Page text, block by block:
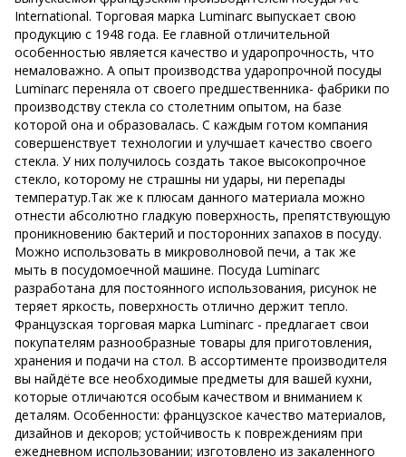
International. Торговая марка Luminarc выпускает свою
продукцию с 1948 года. Ее главной отличительной
особенностью является качество и ударопрочность, что
немаловажно. А опыт производства ударопрочной посуды
Luminarc переняла от своего предшественника- фабрики по
производству стекла со столетним опытом, на базе
которой она и образовалась. С каждым готом компания
совершенствует технологии и улучшает качество своего
стекла. У них получилось создать такое высокопрочное
стекло, которому не страшны ни удары, ни перепады
температур.Так же к плюсам данного материала можно
отнести абсолютно гладкую поверхность, препятствующую
проникновению бактерий и посторонних запахов в посуду.
Можно использовать в микроволновой печи, а так же
мыть в посудомоечной машине. Посуда Luminarc
разработана для постоянного использования, рисунок не
теряет яркость, поверхность отлично держит тепло.
Французская торговая марка Luminarc - предлагает свои
покупателям разнообразные товары для приготовления,
хранения и подачи на стол. В ассортименте производителя
вы найдёте все необходимые предметы для вашей кухни,
которые отличаются особым качеством и вниманием к
деталям. Особенности: французское качество материалов,
дизайнов и декоров; устойчивость к повреждениям при
ежедневном использовании; изготовлено из закаленного